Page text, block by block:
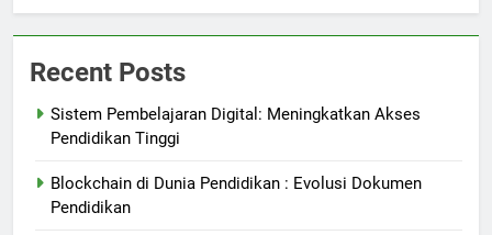
Recent Posts
Sistem Pembelajaran Digital: Meningkatkan Akses
Pendidikan Tinggi
Blockchain di Dunia Pendidikan : Evolusi Dokumen
Pendidikan